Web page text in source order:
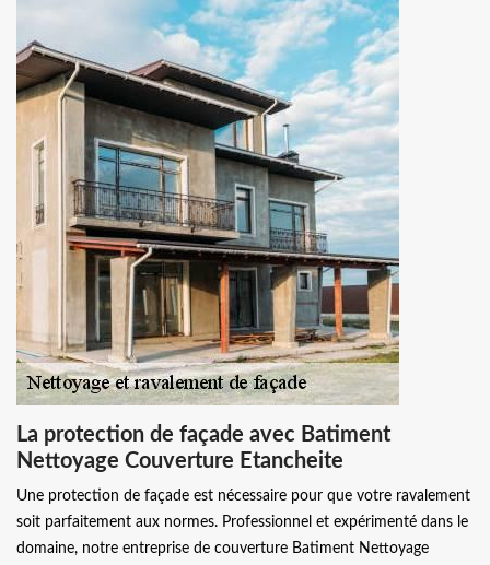
La protection de façade avec Batiment
Nettoyage Couverture Etancheite
Une protection de façade est nécessaire pour que votre ravalement
soit parfaitement aux normes. Professionnel et expérimenté dans le
domaine, notre entreprise de couverture Batiment Nettoyage